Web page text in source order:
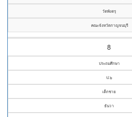
วัดพังตรุ
คณะจังหวัดกาญจนบุรี
8
ประถมศึกษา
ป.๖
เด็กชาย
ธันวา